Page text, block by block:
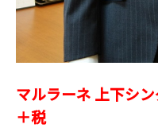
マルラーネ 上下シ
＋税